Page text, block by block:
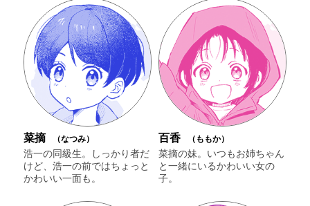
菜摘 （なつみ）
浩一の同級生。しっかり者だ
けど、浩一の前ではちょっと
かわいい一面も。
百香 （ももか）
菜摘の妹。いつもお姉ちゃん
と一緒にいるかわいい女の
子。